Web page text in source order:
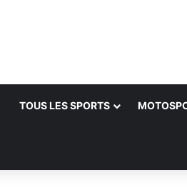
TOUS LES SPORTS